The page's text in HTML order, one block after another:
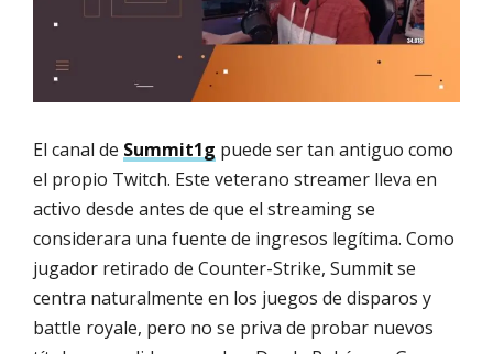
El canal de Summit1g puede ser tan antiguo como
el propio Twitch. Este veterano streamer lleva en
activo desde antes de que el streaming se
considerara una fuente de ingresos legítima. Como
jugador retirado de Counter-Strike, Summit se
centra naturalmente en los juegos de disparos y
battle royale, pero no se priva de probar nuevos